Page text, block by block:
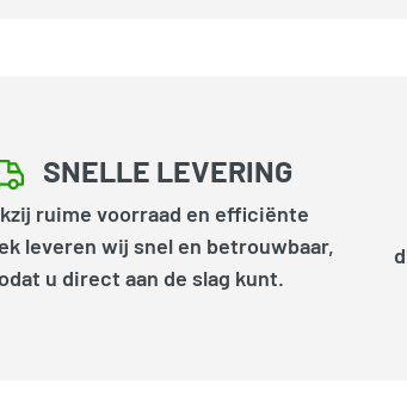
SNELLE LEVERING
ruime voorraad en efficiënte
leveren wij snel en betrouwbaar,
u direct aan de slag kunt.